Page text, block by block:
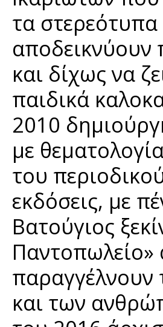
τα
αποδεικνύουν
και δίχως να
παιδικά
2010
με
του
εκδόσεις, με
Βατούγιος
Παντοπωλείο»
παραγγέλνουν
και των